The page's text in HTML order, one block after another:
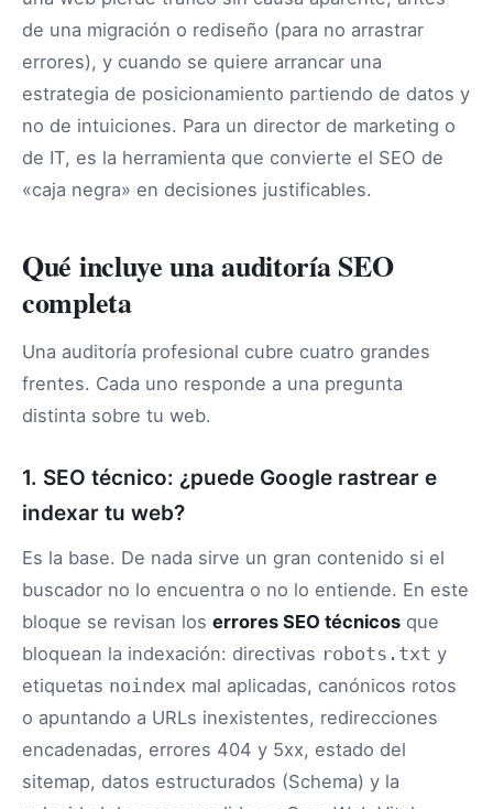
de una migración o rediseño (para no arrastrar
errores), y cuando se quiere arrancar una
estrategia de posicionamiento partiendo de datos y
no de intuiciones. Para un director de marketing o
de IT, es la herramienta que convierte el SEO de
«caja negra» en decisiones justificables.
Qué incluye una auditoría SEO
completa
Una auditoría profesional cubre cuatro grandes
frentes. Cada uno responde a una pregunta
distinta sobre tu web.
1. SEO técnico: ¿puede Google rastrear e
indexar tu web?
Es la base. De nada sirve un gran contenido si el
buscador no lo encuentra o no lo entiende. En este
bloque se revisan los errores SEO técnicos que
bloquean la indexación: directivas robots.txt y
etiquetas noindex mal aplicadas, canónicos rotos
o apuntando a URLs inexistentes, redirecciones
encadenadas, errores 404 y 5xx, estado del
sitemap, datos estructurados (Schema) y la